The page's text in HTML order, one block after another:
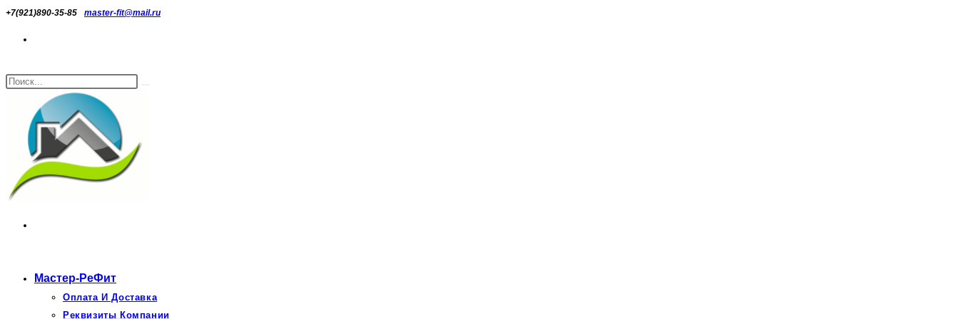
Перейти
+7(921)890-35-85 master-fit@mail.ru
Поиск
сайте
Мастер-РеФит
Оплата И Доставка
Реквизиты Компании